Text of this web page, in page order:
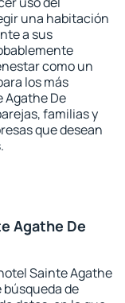
una habitación
a sus
como un
los más
Agathe De
familias y
que desean
Agathe De
Sainte Agathe
de